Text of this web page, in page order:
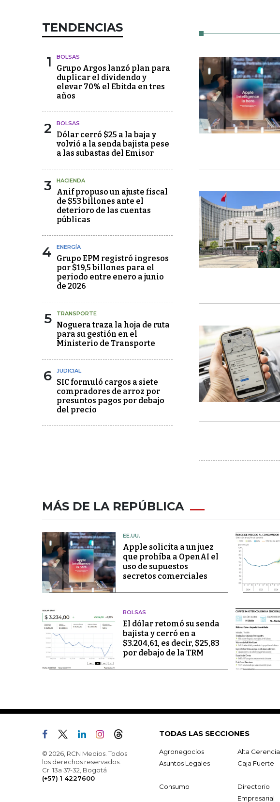
TENDENCIAS
1 BOLSAS
Grupo Argos lanzó plan para
duplicar el dividendo y
elevar 70% el Ebitda en tres
años
2 BOLSAS
Dólar cerró $25 a la baja y
volvió a la senda bajista pese
a las subastas del Emisor
3 HACIENDA
Anif propuso un ajuste fiscal
de $53 billones ante el
deterioro de las cuentas
públicas
4 ENERGÍA
Grupo EPM registró ingresos
por $19,5 billones para el
periodo entre enero a junio
de 2026
5 TRANSPORTE
Noguera traza la hoja de ruta
para su gestión en el
Ministerio de Transporte
6 JUDICIAL
SIC formuló cargos a siete
compradores de arroz por
presuntos pagos por debajo
del precio
MÁS DE LA REPÚBLICA
EE.UU.
Apple solicita a un juez
que prohíba a OpenAI el
uso de supuestos
secretos comerciales
BOLSAS
El dólar retomó su senda
bajista y cerró en a
$3.204,61, es decir, $25,83
por debajo de la TRM
© 2026, RCN Medios. Todos
los derechos reservados.
Cr. 13a 37-32, Bogotá
(+57) 1 4227600
TODAS LAS SECCIONES
Agronegocios Alta Gerencia
Asuntos Legales
Caja Fuerte
Consumo
Directorio
Empresarial